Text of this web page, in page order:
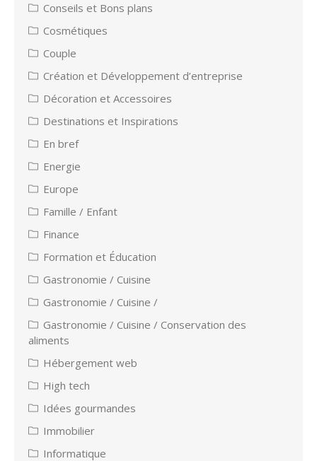
Conseils et Bons plans
Cosmétiques
Couple
Création et Développement d’entreprise
Décoration et Accessoires
Destinations et Inspirations
En bref
Energie
Europe
Famille / Enfant
Finance
Formation et Éducation
Gastronomie / Cuisine
Gastronomie / Cuisine /
Gastronomie / Cuisine / Conservation des
aliments
Hébergement web
High tech
Idées gourmandes
Immobilier
Informatique